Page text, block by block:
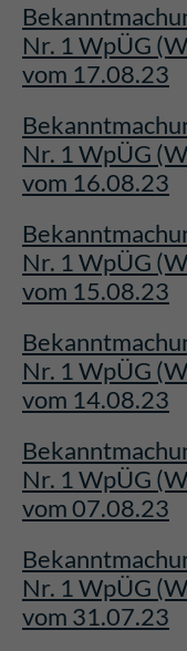
Nr. 1 WpÜG
vom 17.08.23
Nr. 1 WpÜG
vom 16.08.23
Nr. 1 WpÜG
vom 15.08.23
Nr. 1 WpÜG
vom 14.08.23
Nr. 1 WpÜG
vom 07.08.23
Nr. 1 WpÜG
vom 31.07.23